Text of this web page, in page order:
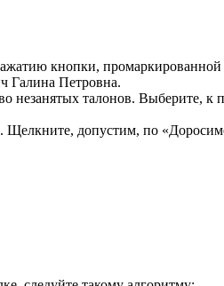
кнопки, промаркированной
Галина Петровна.
незанятых талонов. Выберите, к
Щелкните, допустим, по